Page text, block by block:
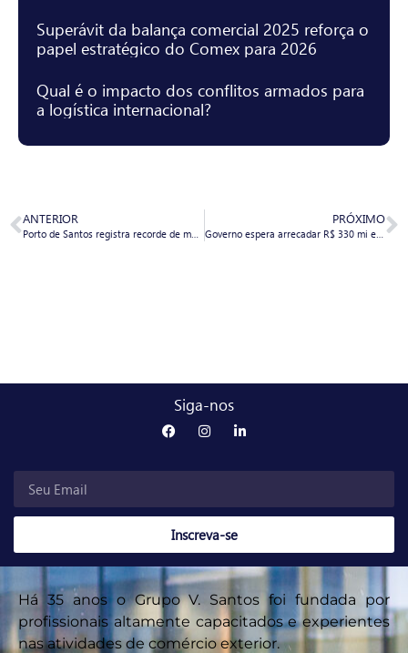
Superávit da balança comercial 2025 reforça o
papel estratégico do Comex para 2026
Qual é o impacto dos conflitos armados para
a logística internacional?
ANTERIOR PRÓXIMO
Governo espera arrecadar R$ 330 mi em leilão de duas áreas no Porto de Santos, SP
Siga-nos
Inscreva-se
Há 35 anos o Grupo V. Santos foi fundada por
profissionais altamente capacitados e experientes
nas atividades de comércio exterior.